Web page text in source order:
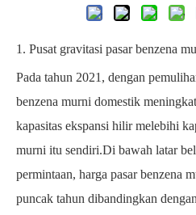
1. Pusat gravitasi pasar benzena
Pada tahun 2021, dengan
benzena murni domestik
kapasitas ekspansi hilir melebihi
murni itu sendiri.Di bawah latar
permintaan, harga pasar benzena
puncak tahun dibandingkan